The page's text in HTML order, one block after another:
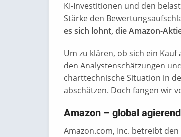
KI-Investitionen und den
Stärke den
es sich lohnt, die Amazon-
Um zu klären, ob sich ein
den Analystenschätzungen
charttechnische Situation in
abschätzen. Doch fangen wir
Amazon – global
Amazon.com, Inc. betreibt